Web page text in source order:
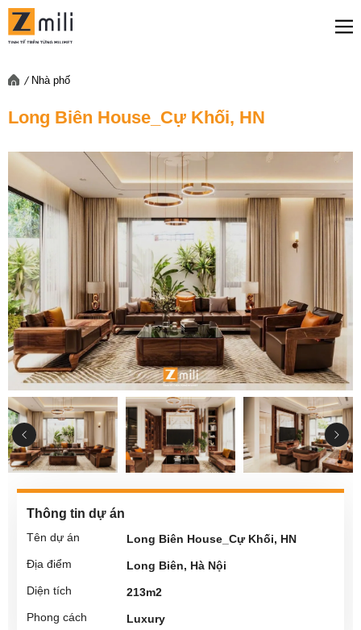
Nhà phố
Long Biên House_Cự Khối, HN
Thông tin dự án
Tên dự án
Long Biên House_Cự Khối, HN
Địa điểm
Long Biên, Hà Nội
Diện tích
213m2
Phong cách
Luxury